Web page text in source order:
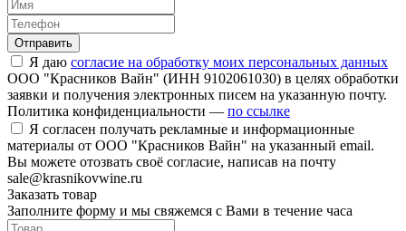
Отправить
Я даю согласие на обработку моих персональных данных
ООО "Красников Вайн" (ИНН 9102061030) в целях обработки
заявки и получения электронных писем на указанную почту.
Политика конфиденциальности — по ссылке
Я согласен получать рекламные и информационные
материалы от ООО "Красников Вайн" на указанный email.
Вы можете отозвать своё согласие, написав на почту
sale@krasnikovwine.ru
Заказать товар
Заполните форму и мы свяжемся с Вами в течение часа